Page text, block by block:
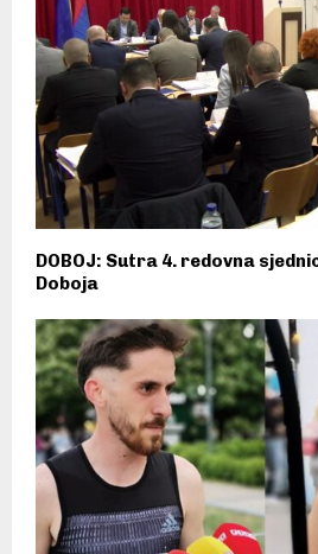
DOBOJ: Sutra 4. redovna
Doboja